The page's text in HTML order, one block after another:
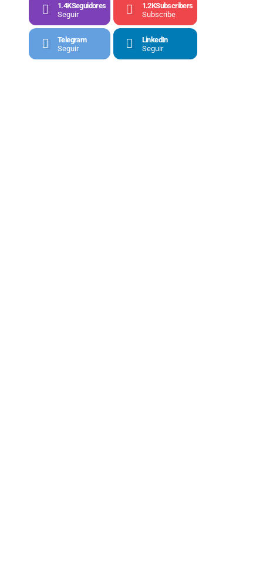
1.4KSeguidores
Seguir
1.2KSubscribers
Subscribe
Telegram
Seguir
LinkedIn
Seguir